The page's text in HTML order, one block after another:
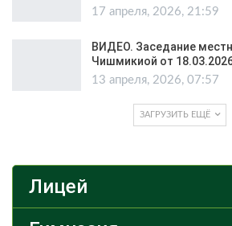
17 апреля, 2026, 21:59
ВИДЕО. Заседание
Чишмикиой от
13 апреля, 2026, 07:57
ЗАГРУЗИТЬ ЕЩЁ
Лицей